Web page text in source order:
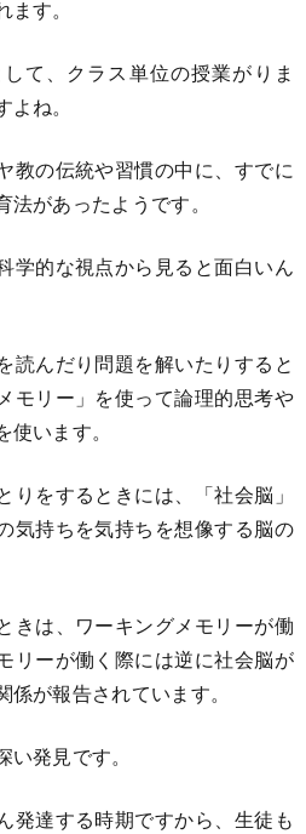
す。
て、クラス単位の授業がりま
ね。
教の伝統や習慣の中に、すでに
があったようです。
学的な視点から見ると面白いん
読んだり問題を解いたりすると
モリー」を使って論理的思考や
います。
をするときには、「社会脳」
気持ちを気持ちを想像する脳の
きは、ワーキングメモリーが働
リーが働く際には逆に社会脳が
が報告されています。
発見です。
発達する時期ですから、生徒も